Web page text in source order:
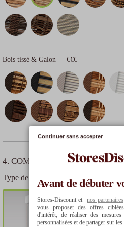
Bois tissé & Galon €€€
4. COMMANDE
Type de commandeAvant de débuter
Stores-Discount etnos partenaires
vous proposer des offres
d'intérêt, de réaliser des
personnalisées et de partager sur
Continuer sans accepter